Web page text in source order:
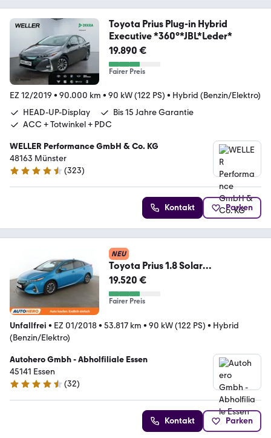
Toyota Prius Plug-in Hybrid
Executive *360°*JBL*Leder*
19.890 €
Fairer Preis
EZ 12/2019 • 90.000 km • 90 kW (122 PS) • Hybrid (Benzin/Elektro)
HEAD-UP-Display
Bis 15 Jahre Garantie
ACC + Totwinkel + PDC
WELLER Performance GmbH & Co. KG
48163 Münster
4.3 Sterne
(323)
Kontakt Parken
NEU
Toyota Prius 1.8 Solar
Aut.*NAVI*BiLED*CAM*ACC*ALU*
19.520 €
Fairer Preis
Unfallfrei • EZ 01/2018• 53.817 km • 90 kW (122 PS) • Hybrid
(Benzin/Elektro)
Autohero Gmbh - Abholfiliale Essen
45141 Essen
4.7 Sterne
(32)
Kontakt Parken